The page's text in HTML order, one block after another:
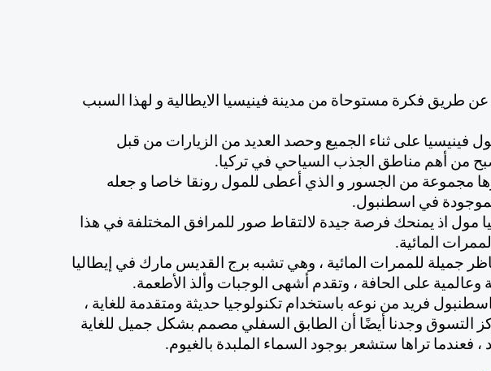
من أهم مناطق الجذب السياحي في تركيا.
الموجودة في اسطنبول.
المائية.
على الحافة ، وتقدم أشهى الوجبات وألذ الأطعمة.
، فعندما تراها ستشعر بوجود السماء الملبدة بالغيوم.